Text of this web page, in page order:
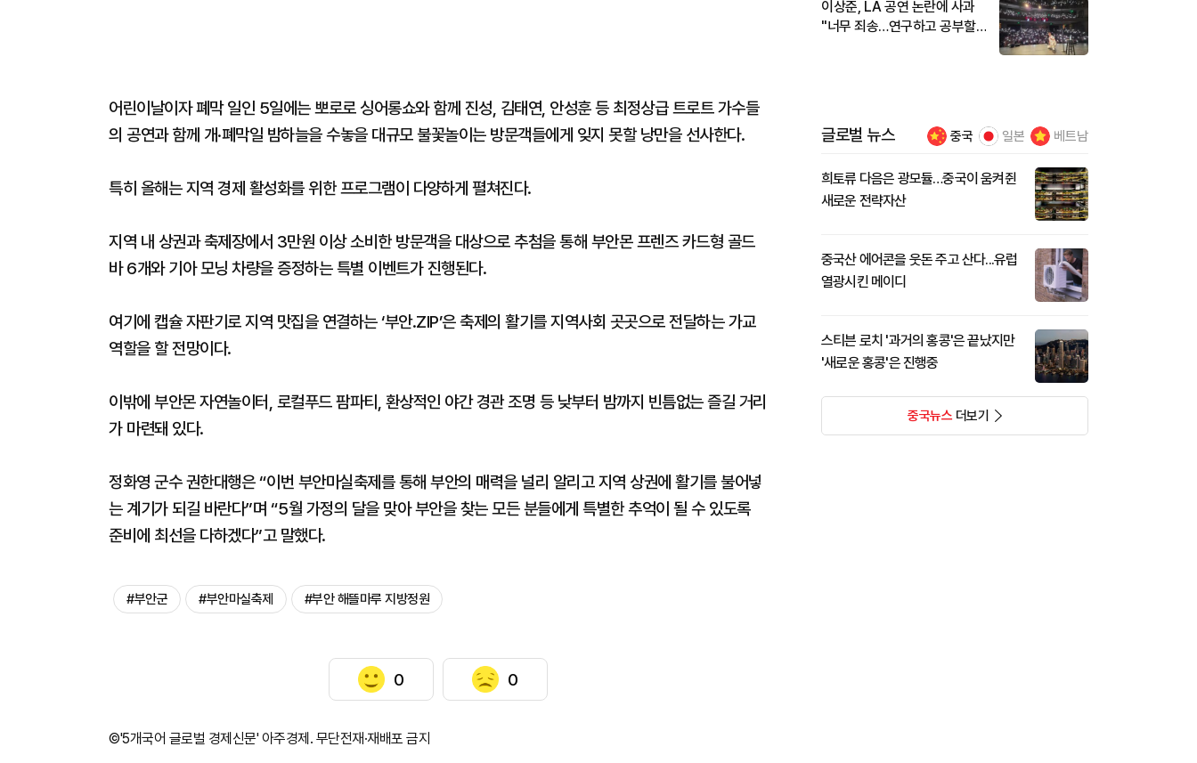
어린이날이자 폐막 일인 5일에는 뽀로로 싱어롱쇼와 함께 진성, 김태연, 안성훈 등 최정상급 트로트 가수들
의 공연과 함께 개·폐막일 밤하늘을 수놓을 대규모 불꽃놀이는 방문객들에게 잊지 못할 낭만을 선사한다.
특히 올해는 지역 경제 활성화를 위한 프로그램이 다양하게 펼쳐진다.
지역 내 상권과 축제장에서 3만원 이상 소비한 방문객을 대상으로 추첨을 통해 부안몬 프렌즈 카드형 골드
바 6개와 기아 모닝 차량을 증정하는 특별 이벤트가 진행된다.
여기에 캡슐 자판기로 지역 맛집을 연결하는 ‘부안.ZIP’은 축제의 활기를 지역사회 곳곳으로 전달하는 가교
역할을 할 전망이다.
이밖에 부안몬 자연놀이터, 로컬푸드 팜파티, 환상적인 야간 경관 조명 등 낮부터 밤까지 빈틈없는 즐길 거리
가 마련돼 있다.
정화영 군수 권한대행은 “이번 부안마실축제를 통해 부안의 매력을 널리 알리고 지역 상권에 활기를 불어넣
는 계기가 되길 바란다”며 “5월 가정의 달을 맞아 부안을 찾는 모든 분들에게 특별한 추억이 될 수 있도록
준비에 최선을 다하겠다”고 말했다.
#부안군 #부안마실축제 #부안 해뜰마루 지방정원
0 0
©'5개국어 글로벌 경제신문' 아주경제. 무단전재·재배포 금지
이상준, LA 공연 논란에 사과
"너무 죄송…연구하고 공부할
글로벌 뉴스 중국 일본 베트남
희토류 다음은 광모듈…중국이 움켜쥔
새로운 전략자산
중국산 에어콘을 웃돈 주고 산다...유럽
열광시킨 메이디
스티븐 로치 '과거의 홍콩'은 끝났지만
'새로운 홍콩'은 진행중
중국뉴스더보기